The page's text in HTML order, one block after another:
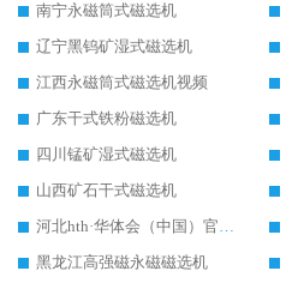
南宁永磁筒式磁选机
辽宁黑钨矿湿式磁选机
江西永磁筒式磁选机视频
广东干式铁粉磁选机
四川锰矿湿式磁选机
山西矿石干式磁选机
河北hth·华体会（中国）官方网站-hth.com 工作视频
黑龙江高强磁永磁磁选机